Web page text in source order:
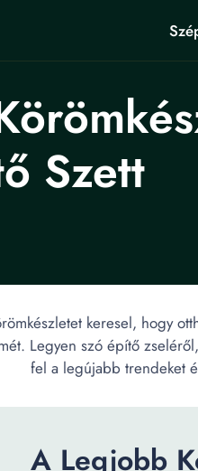
Szett
keresel, hogy
Legyen szó építő
fel a legújabb trendeket
A Legjobb